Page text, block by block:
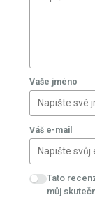
Vaše jméno
Váš e-mail
Tato
můj